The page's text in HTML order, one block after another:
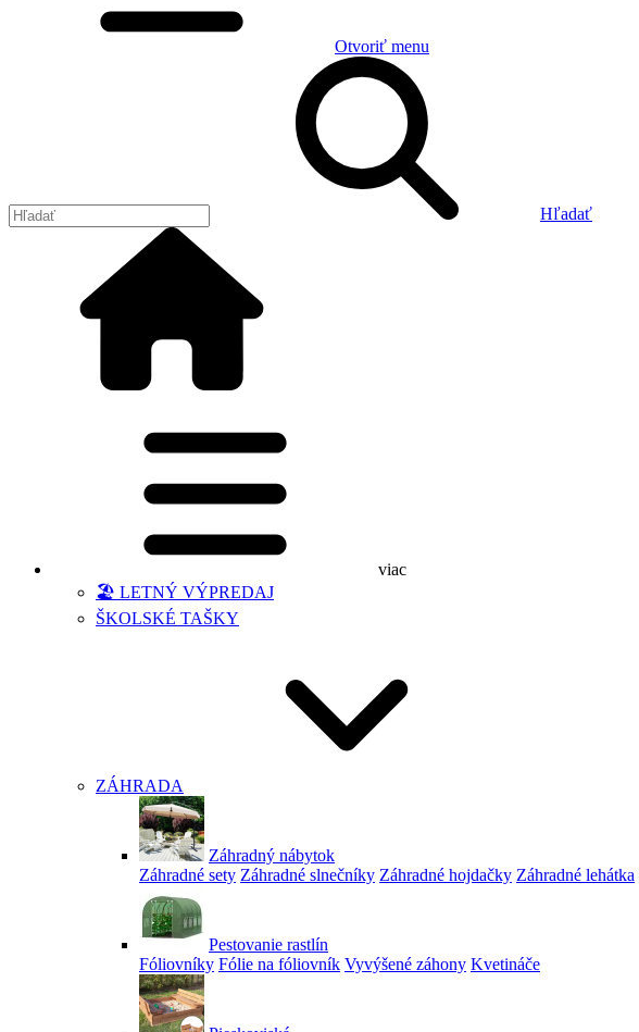
Otvoriť menu
Hľadať
viac
🏖️ LETNÝ VÝPREDAJ
ŠKOLSKÉ TAŠKY
ZÁHRADA
Záhradný nábytok
Záhradné sety Záhradné slnečníky Záhradné hojdačky Záhradné lehátka
Pestovanie rastlín
Fóliovníky Fólie na fóliovník Vyvýšené záhony Kvetináče